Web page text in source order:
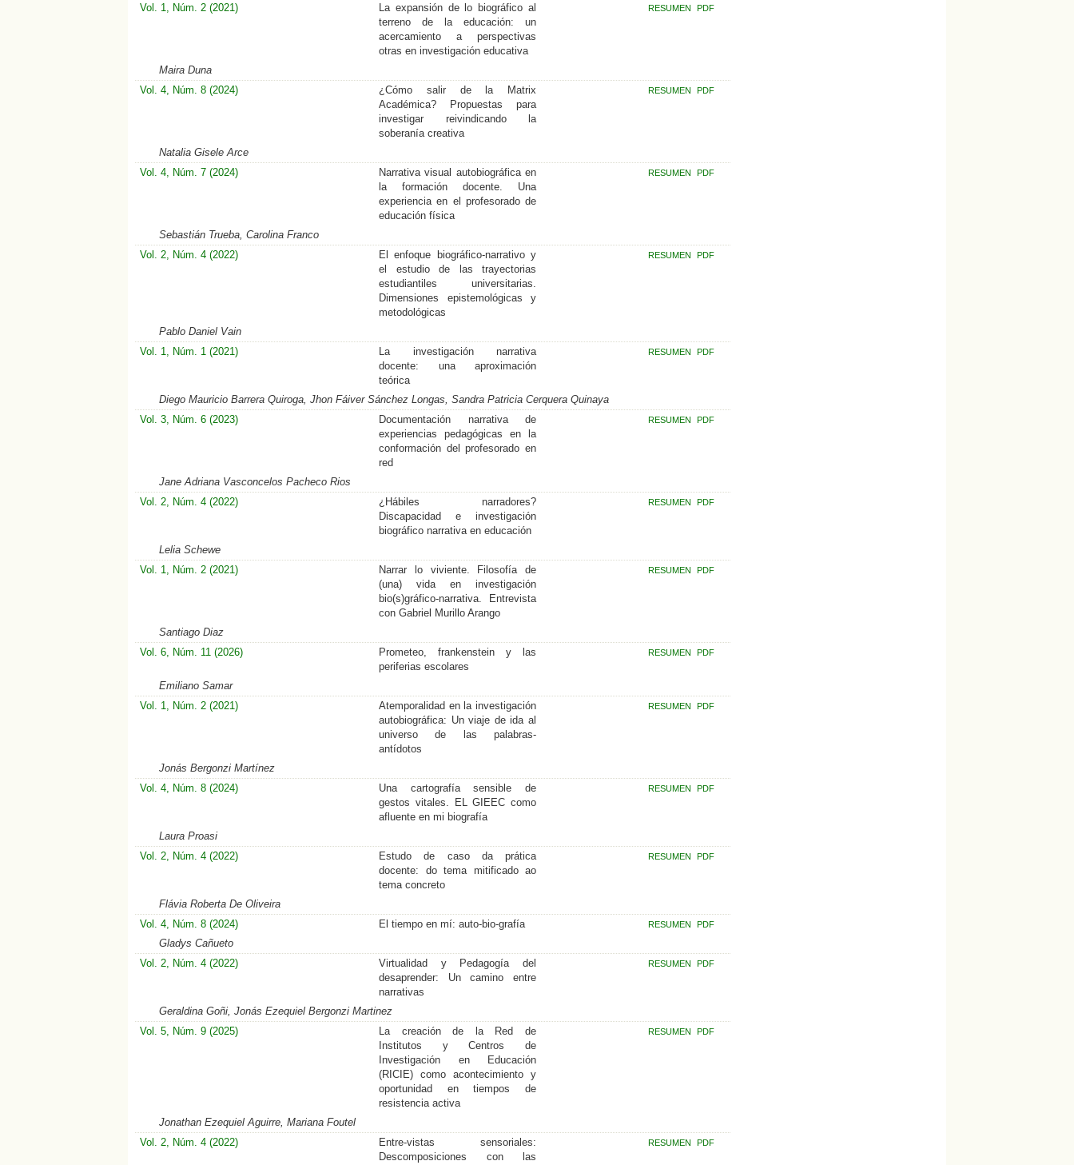
Vol. 1, Núm. 2 (2021)
La expansión de lo biográfico al
terreno de la educación: un
acercamiento a perspectivas
otras en investigación educativa
RESUMEN PDF
Maira Duna
Vol. 4, Núm. 8 (2024)
¿Cómo salir de la Matrix
Académica? Propuestas para
investigar reivindicando la
soberanía creativa
RESUMEN PDF
Natalia Gisele Arce
Vol. 4, Núm. 7 (2024)
Narrativa visual autobiográfica en
la formación docente. Una
experiencia en el profesorado de
educación física
RESUMEN PDF
Sebastián Trueba, Carolina Franco
Vol. 2, Núm. 4 (2022)
El enfoque biográfico-narrativo y
el estudio de las trayectorias
estudiantiles universitarias.
Dimensiones epistemológicas y
metodológicas
RESUMEN PDF
Pablo Daniel Vain
Vol. 1, Núm. 1 (2021)
La investigación narrativa
docente: una aproximación
teórica
RESUMEN PDF
Diego Mauricio Barrera Quiroga, Jhon Fáiver Sánchez Longas, Sandra Patricia Cerquera Quinaya
Vol. 3, Núm. 6 (2023)
Documentación narrativa de
experiencias pedagógicas en la
conformación del profesorado en
red
RESUMEN PDF
Jane Adriana Vasconcelos Pacheco Rios
Vol. 2, Núm. 4 (2022)
¿Hábiles narradores?
Discapacidad e investigación
biográfico narrativa en educación
RESUMEN PDF
Lelia Schewe
Vol. 1, Núm. 2 (2021)
Narrar lo viviente. Filosofía de
(una) vida en investigación
bio(s)gráfico-narrativa. Entrevista
con Gabriel Murillo Arango
RESUMEN PDF
Santiago Diaz
Vol. 6, Núm. 11 (2026)
Prometeo, frankenstein y las
periferias escolares
RESUMEN PDF
Emiliano Samar
Vol. 1, Núm. 2 (2021)
Atemporalidad en la investigación
autobiográfica: Un viaje de ida al
universo de las palabras-
antídotos
RESUMEN PDF
Jonás Bergonzi Martínez
Vol. 4, Núm. 8 (2024)
Una cartografía sensible de
gestos vitales. EL GIEEC como
afluente en mi biografía
RESUMEN PDF
Laura Proasi
Vol. 2, Núm. 4 (2022)
Estudo de caso da prática
docente: do tema mitificado ao
tema concreto
RESUMEN PDF
Flávia Roberta De Oliveira
Vol. 4, Núm. 8 (2024)
El tiempo en mí: auto-bio-grafía RESUMEN PDF
Gladys Cañueto
Vol. 2, Núm. 4 (2022)
Virtualidad y Pedagogía del
desaprender: Un camino entre
narrativas
RESUMEN PDF
Geraldina Goñi, Jonás Ezequiel Bergonzi Martinez
Vol. 5, Núm. 9 (2025)
La creación de la Red de
Institutos y Centros de
Investigación en Educación
(RICIE) como acontecimiento y
oportunidad en tiempos de
resistencia activa
RESUMEN PDF
Jonathan Ezequiel Aguirre, Mariana Foutel
Vol. 2, Núm. 4 (2022)
Entre-vistas sensoriales:
Descomposiciones con las
RESUMEN PDF